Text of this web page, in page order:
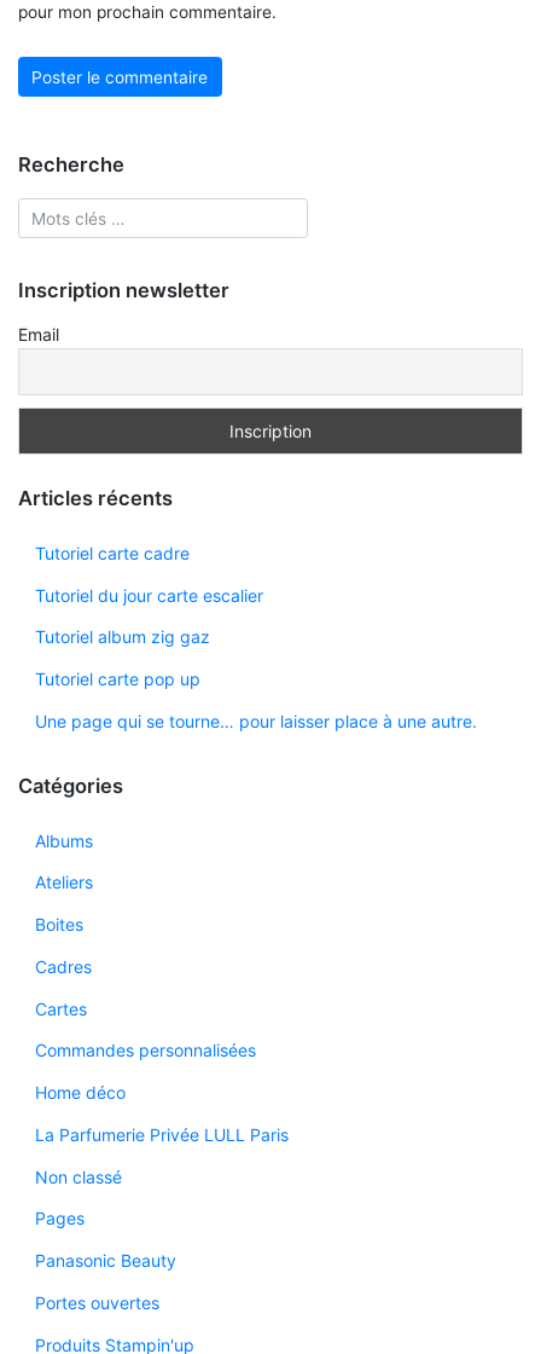
pour mon prochain commentaire.
Recherche
Inscription newsletter
Email
Articles récents
Tutoriel carte cadre
Tutoriel du jour carte escalier
Tutoriel album zig gaz
Tutoriel carte pop up
Une page qui se tourne… pour laisser place à une autre.
Catégories
Albums
Ateliers
Boites
Cadres
Cartes
Commandes personnalisées
Home déco
La Parfumerie Privée LULL Paris
Non classé
Pages
Panasonic Beauty
Portes ouvertes
Produits Stampin'up